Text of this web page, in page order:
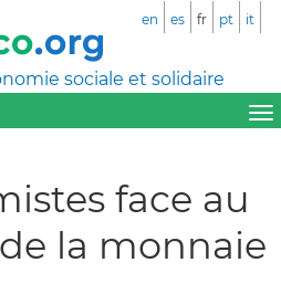
sociale et solidaire
en es fr pt it
face au
la monnaie